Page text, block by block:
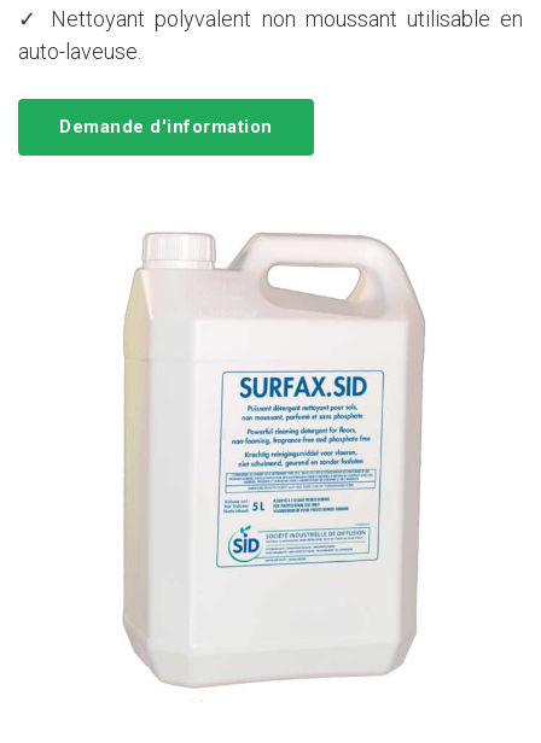
✓ Nettoyant polyvalent non moussant utilisable en
auto-laveuse.
Demande d'information